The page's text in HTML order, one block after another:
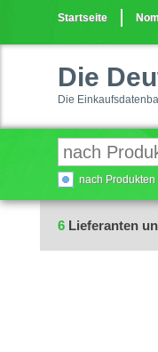
Startseite
Die
Die
nach
6 Lieferanten